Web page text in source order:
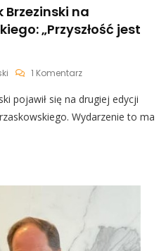
Brzezinski na
„Przyszłość jest
1 KomentarzDo
USA
Mark
Brzezinski
Jest
pojawił się na drugiej edycji
Wydarzenie to ma